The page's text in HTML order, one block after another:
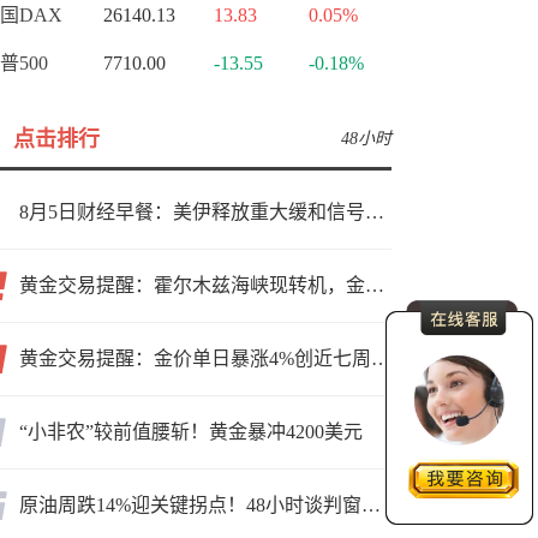
DAX 26140.13 13.83 0.05%
500 7710.00 -13.55 -0.18%
点击排行 48小时
8月5日财经早餐：美伊释放重大缓和信号，现货黄金高位持稳，美油重挫超6%
黄金交易提醒：霍尔木兹海峡现转机，金价小幅反弹，能否借就业数据再上新台阶？
黄金交易提醒：金价单日暴涨4%创近七周新高，加息预期降温叠加霍尔木兹“暂停信号”，牛市重启了？
“小非农”较前值腰斩！黄金暴冲4200美元
原油周跌14%迎关键拐点！48小时谈判窗口，暗藏行情变数